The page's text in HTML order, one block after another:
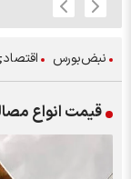
نبض‌بورس
قیمت انواع مصالح